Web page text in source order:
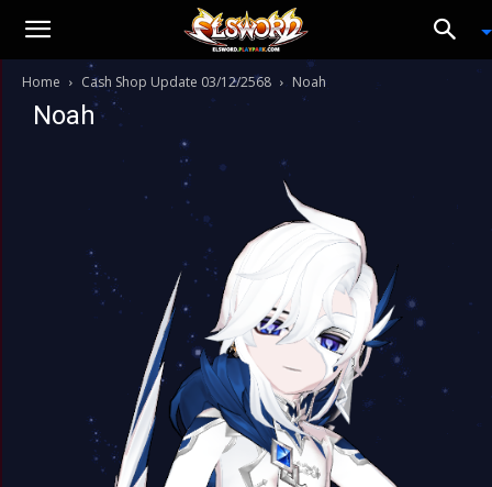
Home Cash Shop Update 03/12/2568 Noah
Noah